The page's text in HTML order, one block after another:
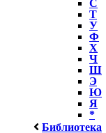
С
Т
У
Ф
Х
Ч
Ш
Э
Ю
Я
*
Библиотека